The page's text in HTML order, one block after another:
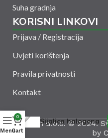
Suha gradnja
KORISNI LINKOVI
Prijava / Registracija
Uvjeti korištenja
Pravila privatnosti
Kontakt
Amelšeh d.o.o. © 2024.
by
Sijalica halogena
Menu
0
Cart